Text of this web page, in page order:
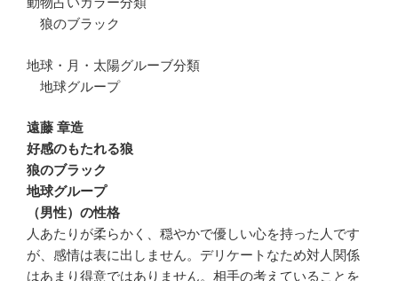
狼のブラック
地球・月・太陽グルーブ分類
地球グループ
遠藤 章造
好感のもたれる狼
狼のブラック
地球グループ
（男性）の性格
人あたりが柔らかく、穏やかで優しい心を持った人です
が、感情は表に出しません。デリケートなため対人関係
はあまり得意ではありません。相手の考えていることを